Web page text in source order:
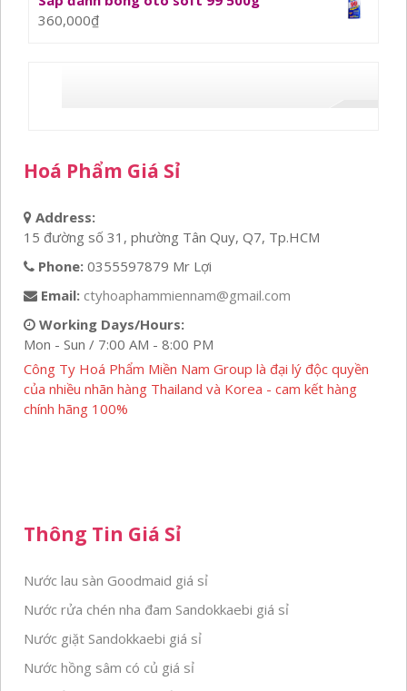
360,000₫
Hoá Phẩm Giá Sỉ
Address:
15 đường số 31, phường Tân Quy, Q7, Tp.HCM
Phone: 0355597879 Mr Lợi
Email: ctyhoaphammiennam@gmail.com
Working Days/Hours:
Mon - Sun / 7:00 AM - 8:00 PM
Công Ty Hoá Phẩm Miền Nam Group là đại lý độc quyền
của nhiều nhãn hàng Thailand và Korea - cam kết hàng
chính hãng 100%
Thông Tin Giá Sỉ
Nước lau sàn Goodmaid giá sỉ
Nước rửa chén nha đam Sandokkaebi giá sỉ
Nước giặt Sandokkaebi giá sỉ
Nước hồng sâm có củ giá sỉ